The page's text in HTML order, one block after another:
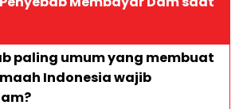
paling umum yang membuat
Indonesia wajib